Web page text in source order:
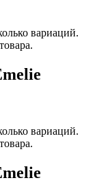
вариаций.
вариаций.